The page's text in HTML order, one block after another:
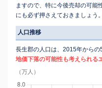
ますので、特に今後売却の可能
にも必ず押さえておきましょう。
人口推移
長生郡の人口は、2015年からの
地価下落の可能性も考えられる
（万人）